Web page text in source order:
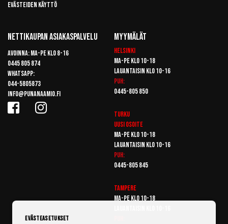
Evästeiden käyttö
Nettikaupan Asiakaspalvelu
Avoinna: Ma-pe klo 8-16
0445 805 874
Whatsapp:
044-5805873
info@punanaamio.fi
Myymälät
Helsinki
Ma-pe klo 10-18
Lauantaisin klo 10-16
Puh:
0445-805 850
Turku
Uusi osoite
Ma-pe klo 10-18
Lauantaisin klo 10-16
Puh:
0445-805 845
Tampere
Ma-pe klo 10-18
Evästeasetukset